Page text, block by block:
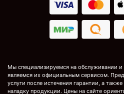
Мы специализируемся на обслуживании
являемся их официальным сервисом.
услуги после истечения гарантии, а
наладку продукции. Цены на сайте